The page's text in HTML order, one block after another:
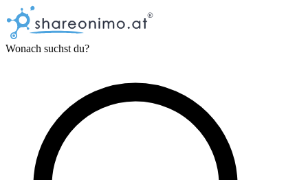
Wonach suchst du?